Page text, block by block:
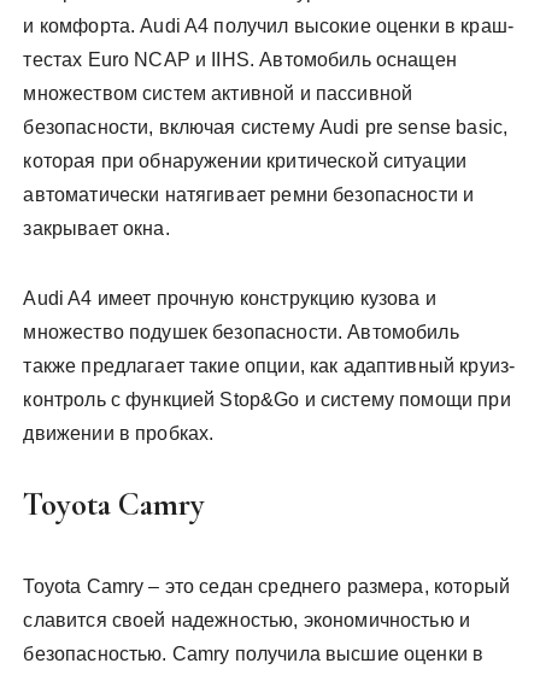
и комфорта. Audi A4 получил высокие оценки в краш-
тестах Euro NCAP и IIHS. Автомобиль оснащен
множеством систем активной и пассивной
безопасности, включая систему Audi pre sense basic,
которая при обнаружении критической ситуации
автоматически натягивает ремни безопасности и
закрывает окна.
Audi A4 имеет прочную конструкцию кузова и
множество подушек безопасности. Автомобиль
также предлагает такие опции, как адаптивный круиз-
контроль с функцией Stop&Go и систему помощи при
движении в пробках.
Toyota Camry
Toyota Camry – это седан среднего размера, который
славится своей надежностью, экономичностью и
безопасностью. Camry получила высшие оценки в